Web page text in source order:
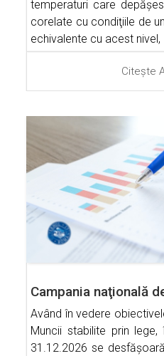
temperaturi care
corelate cu condiţiile de
echivalente cu acest
Citește
Campania naţională
Având în vedere
Muncii stabilite prin
31.12.2026 se